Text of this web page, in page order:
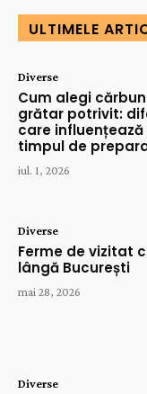
ULTIMELE
Diverse
Cum alegi
grătar potrivit:
care
timpul de
iul. 1, 2026
Diverse
Ferme de vizitat
lângă București
mai 28, 2026
Diverse